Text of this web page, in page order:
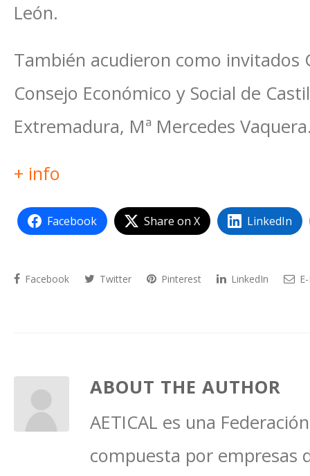
León.
También acudieron como invitados
Consejo Económico y Social de
Extremadura, Mª Mercedes
+ info
Facebook Share on X LinkedIn
Facebook Twitter Pinterest LinkedIn
ABOUT THE AUTHOR
AETICAL es una
compuesta por empresas